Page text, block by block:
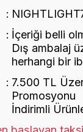
İçeriği belli
Dış ambalaj
herhangi bir
7.500 TL
Promosyonu
İndirimli